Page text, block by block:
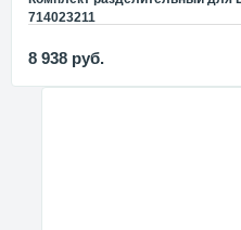
714023211
8 938 руб.